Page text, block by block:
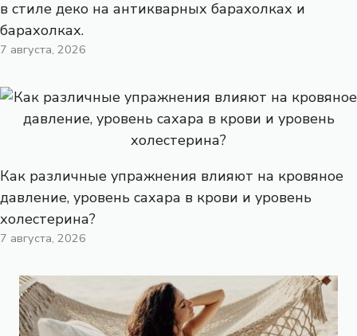
в стиле деко на антикварных барахолках и
барахолках.
7 августа, 2026
Как различные упражнения влияют на кровяное
давление, уровень сахара в крови и уровень
холестерина?
7 августа, 2026